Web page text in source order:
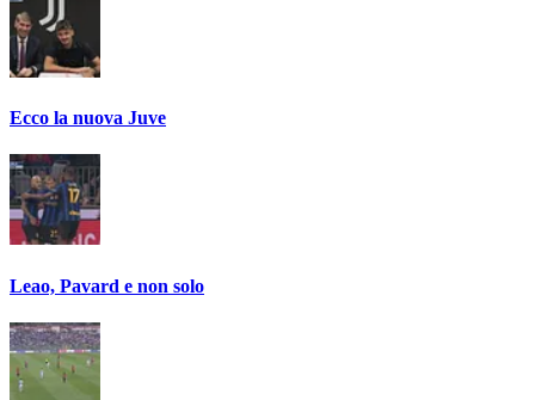
Ecco la nuova Juve
Leao, Pavard e non solo